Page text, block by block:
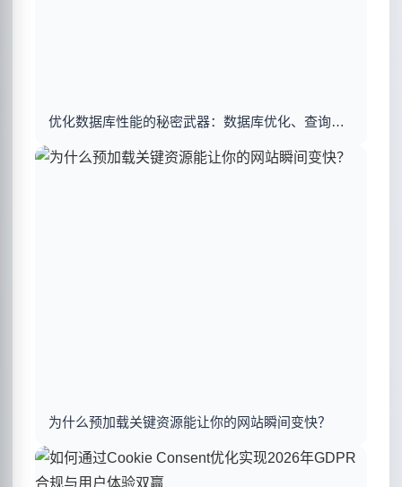
优化数据库性能的秘密武器：数据库优化、查询优化与索引建立揭秘
为什么预加载关键资源能让你的网站瞬间变快？